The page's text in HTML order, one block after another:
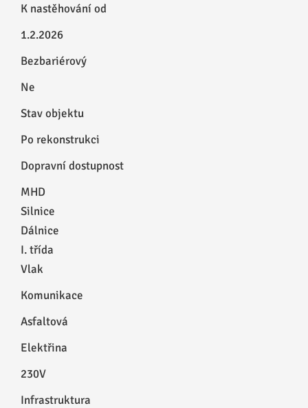
K nastěhování od
1.2.2026
Bezbariérový
Ne
Stav objektu
Po rekonstrukci
Dopravní dostupnost
MHD
Silnice
Dálnice
I. třída
Vlak
Komunikace
Asfaltová
Elektřina
230V
Infrastruktura